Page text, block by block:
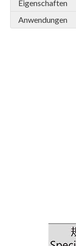
Eigenschaften
Anwendungen